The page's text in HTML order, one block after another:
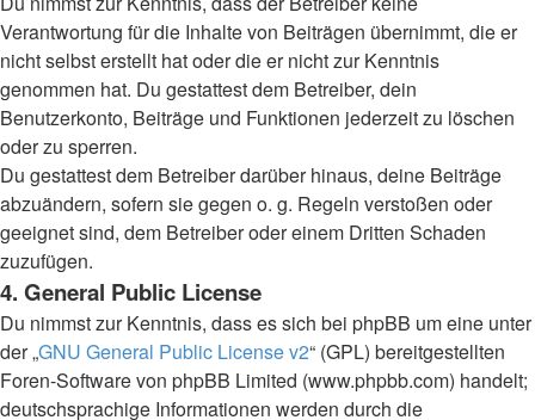
Verantwortung für die Inhalte von Beiträgen übernimmt, die er
nicht selbst erstellt hat oder die er nicht zur Kenntnis
genommen hat. Du gestattest dem Betreiber, dein
Benutzerkonto, Beiträge und Funktionen jederzeit zu löschen
oder zu sperren.
Du gestattest dem Betreiber darüber hinaus, deine Beiträge
abzuändern, sofern sie gegen o. g. Regeln verstoßen oder
geeignet sind, dem Betreiber oder einem Dritten Schaden
zuzufügen.
4. General Public License
Du nimmst zur Kenntnis, dass es sich bei phpBB um eine unter
der „GNU General Public License v2“ (GPL) bereitgestellten
Foren-Software von phpBB Limited (www.phpbb.com) handelt;
deutschsprachige Informationen werden durch die